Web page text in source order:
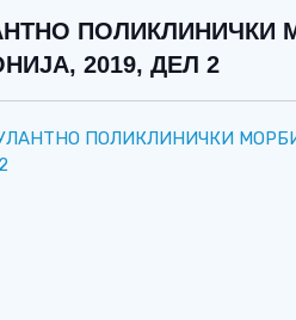
ПОЛИКЛИНИЧКИ
2019, ДЕЛ 2
ПОЛИКЛИНИЧКИ